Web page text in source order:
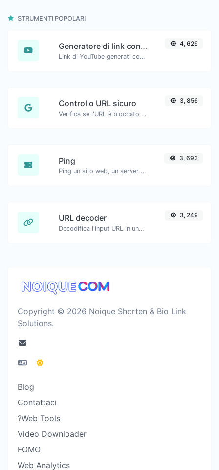
STRUMENTI POPOLARI
Generatore di link con timestamp di YouTube
Link di YouTube generati con timestamp di inizio preciso, utili per gli utenti mobili.
4, 629
Controllo URL sicuro
Verifica se l'URL è bloccato ed è contrassegnato come sicuro/insicuro da Google.
3, 856
Ping
Ping un sito web, un server o una porta.
3, 693
URL decoder
Decodifica l'input URL in una stringa normale.
3, 249
Copyright © 2026 Noique Shorten & Bio Link
Solutions.
Blog
Contattaci
?Web Tools
Video Downloader
FOMO
Web Analytics